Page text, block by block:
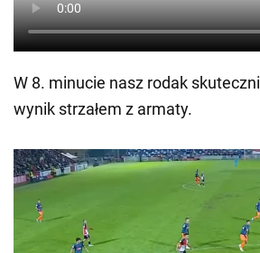
W 8. minucie nasz rodak
wynik strzałem z armaty.